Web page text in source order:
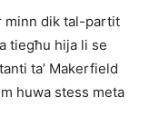
minn dik tal-partit
tiegħu hija li se
ta’ Makerfield
huwa stess meta